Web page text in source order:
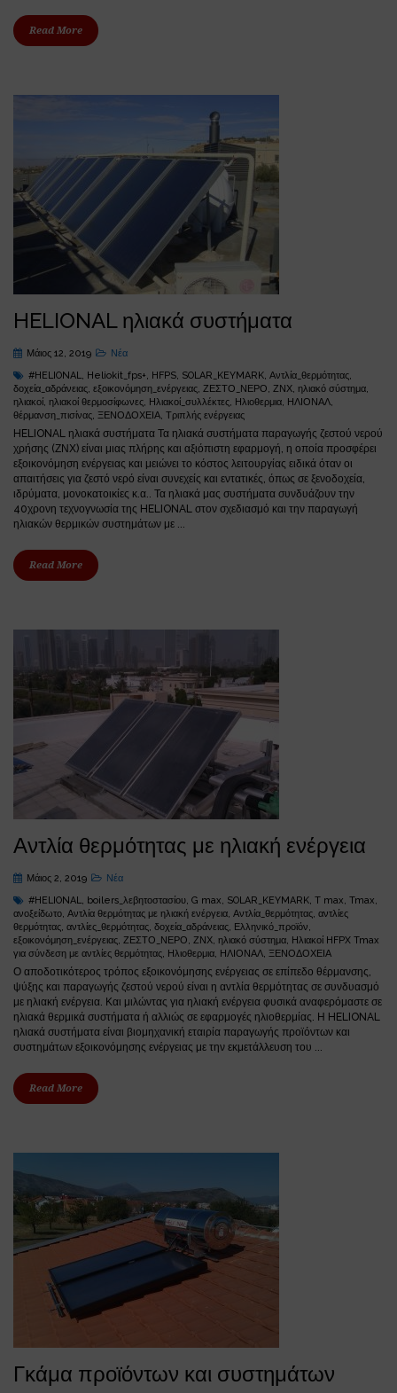
Read More
HELIONAL ηλιακά συστήματα
Μάιος 12, 2019
Νέα
#HELIONAL, Heliokit_fps+, HFPS, SOLAR_KEYMARK, Αντλία_θερμότητας,
δοχεία_αδράνειας, εξοικονόμηση_ενέργειας, ΖΕΣΤΟ_ΝΕΡΟ, ΖΝΧ, ηλιακό σύστημα,
ηλιακοί, ηλιακοί θερμοσίφωνες, Ηλιακοί_συλλέκτες, Ηλιοθερμια, ΗΛΙΟΝΑΛ,
θέρμανση_πισίνας, ΞΕΝΟΔΟΧΕΙΑ, Τριπλής ενέργειας
HELIONAL ηλιακά συστήματα Τα ηλιακά συστήματα παραγωγής ζεστού νερού
χρήσης (ΖΝΧ) είναι μιας πλήρης και αξιόπιστη εφαρμογή, η οποία προσφέρει
εξοικονόμηση ενέργειας και μειώνει το κόστος λειτουργίας ειδικά όταν οι
απαιτήσεις για ζεστό νερό είναι συνεχείς και εντατικές, όπως σε ξενοδοχεία,
ιδρύματα, μονοκατοικίες κ.α.. Τα ηλιακά μας συστήματα συνδυάζουν την
40χρονη τεχνογνωσία της HELIONAL στον σχεδιασμό και την παραγωγή
ηλιακών θερμικών συστημάτων με ...
Read More
Αντλία θερμότητας με ηλιακή ενέργεια
Μάιος 2, 2019
Νέα
#HELIONAL, boilers_λεβητοστασίου, G max, SOLAR_KEYMARK, T max, Tmax,
ανοξείδωτο, Αντλία θερμότητας με ηλιακή ενέργεια, Αντλία_θερμότητας, αντλίες
θερμότητας, αντλίες_θερμότητας, δοχεία_αδράνειας, Ελληνικό_προϊόν,
εξοικονόμηση_ενέργειας, ΖΕΣΤΟ_ΝΕΡΟ, ΖΝΧ, ηλιακό σύστημα, Ηλιακοί HFPX Tmax
για σύνδεση με αντλίες θερμότητας, Ηλιοθερμια, ΗΛΙΟΝΑΛ, ΞΕΝΟΔΟΧΕΙΑ
Ο αποδοτικότερος τρόπος εξοικονόμησης ενέργειας σε επίπεδο θέρμανσης,
ψύξης και παραγωγής ζεστού νερού είναι η αντλία θερμότητας σε συνδυασμό
με ηλιακή ενέργεια. Και μιλώντας για ηλιακή ενέργεια φυσικά αναφερόμαστε σε
ηλιακά θερμικά συστήματα ή αλλιώς σε εφαρμογές ηλιοθερμίας. Η HELIONAL
ηλιακά συστήματα είναι βιομηχανική εταιρία παραγωγής προϊόντων και
συστημάτων εξοικονόμησης ενέργειας με την εκμετάλλευση του ...
Read More
Γκάμα προϊόντων και συστημάτων